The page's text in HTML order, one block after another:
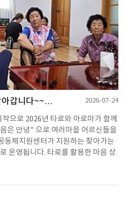
아갑니다~~… 2026-07-24
으로 2026년 타로와 아로마가 함께
은 안녕" 으로 여러마을 어르신들을
동체지원센터가 지원하는 찾아가는
운영됩니다. 타로를 활용한 마음 상